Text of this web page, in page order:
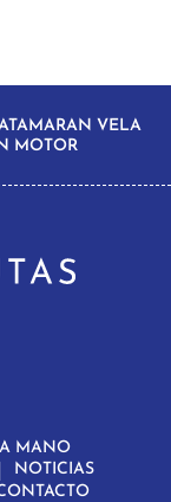
VELA
MOTOR
MANO
NOTICIAS